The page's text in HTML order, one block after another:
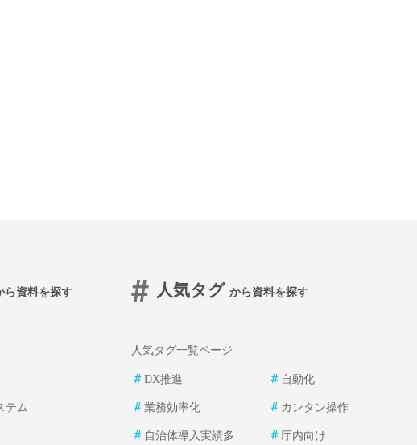
ら資料を探す
テム
人気タグ から資料を探す
人気タグ一覧ページ
＃ DX推進
＃ 業務効率化
＃ 自治体導入実績多
＃ 自動化
＃ カンタン操作
＃ 庁内向け